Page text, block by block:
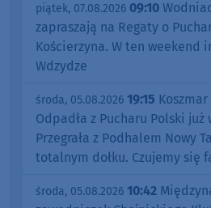
piątek, 07.08.2026 09:10
zapraszają na Regaty o
Kościerzyna. W ten weekend
Wdzydze
środa, 05.08.2026 19:15
Odpadła z Pucharu Polski już
Przegrała z Podhalem Nowy
totalnym dołku. Czujemy się
środa, 05.08.2026 10:42